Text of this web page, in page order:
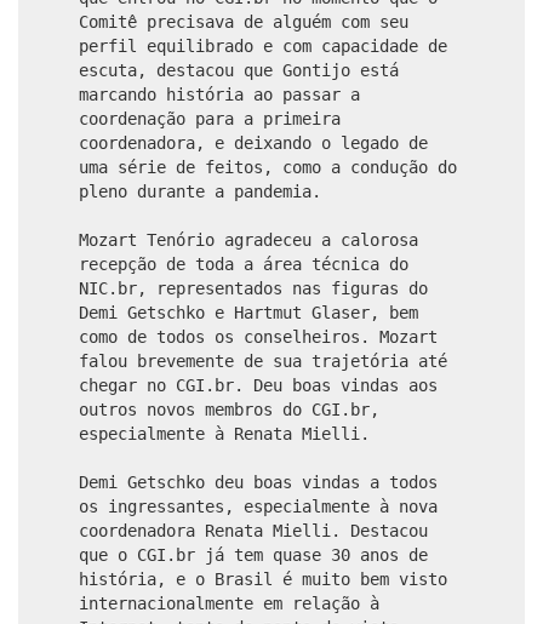
Comitê precisava de alguém com seu
perfil equilibrado e com capacidade de
escuta, destacou que Gontijo está
marcando história ao passar a
coordenação para a primeira
coordenadora, e deixando o legado de
uma série de feitos, como a condução do
pleno durante a pandemia.
Mozart Tenório agradeceu a calorosa
recepção de toda a área técnica do
NIC.br, representados nas figuras do
Demi Getschko e Hartmut Glaser, bem
como de todos os conselheiros. Mozart
falou brevemente de sua trajetória até
chegar no CGI.br. Deu boas vindas aos
outros novos membros do CGI.br,
especialmente à Renata Mielli.
Demi Getschko deu boas vindas a todos
os ingressantes, especialmente à nova
coordenadora Renata Mielli. Destacou
que o CGI.br já tem quase 30 anos de
história, e o Brasil é muito bem visto
internacionalmente em relação à